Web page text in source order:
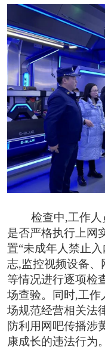
检查中,工作人
是否严格执行上网
置“未成年人禁止
志,监控视频设备
等情况进行逐项检
场查验。同时,工
场规范经营相关法
防利用网吧传播涉
康成长的违法行为